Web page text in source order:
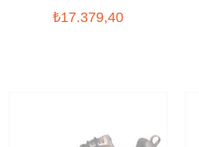
₺17.379,40